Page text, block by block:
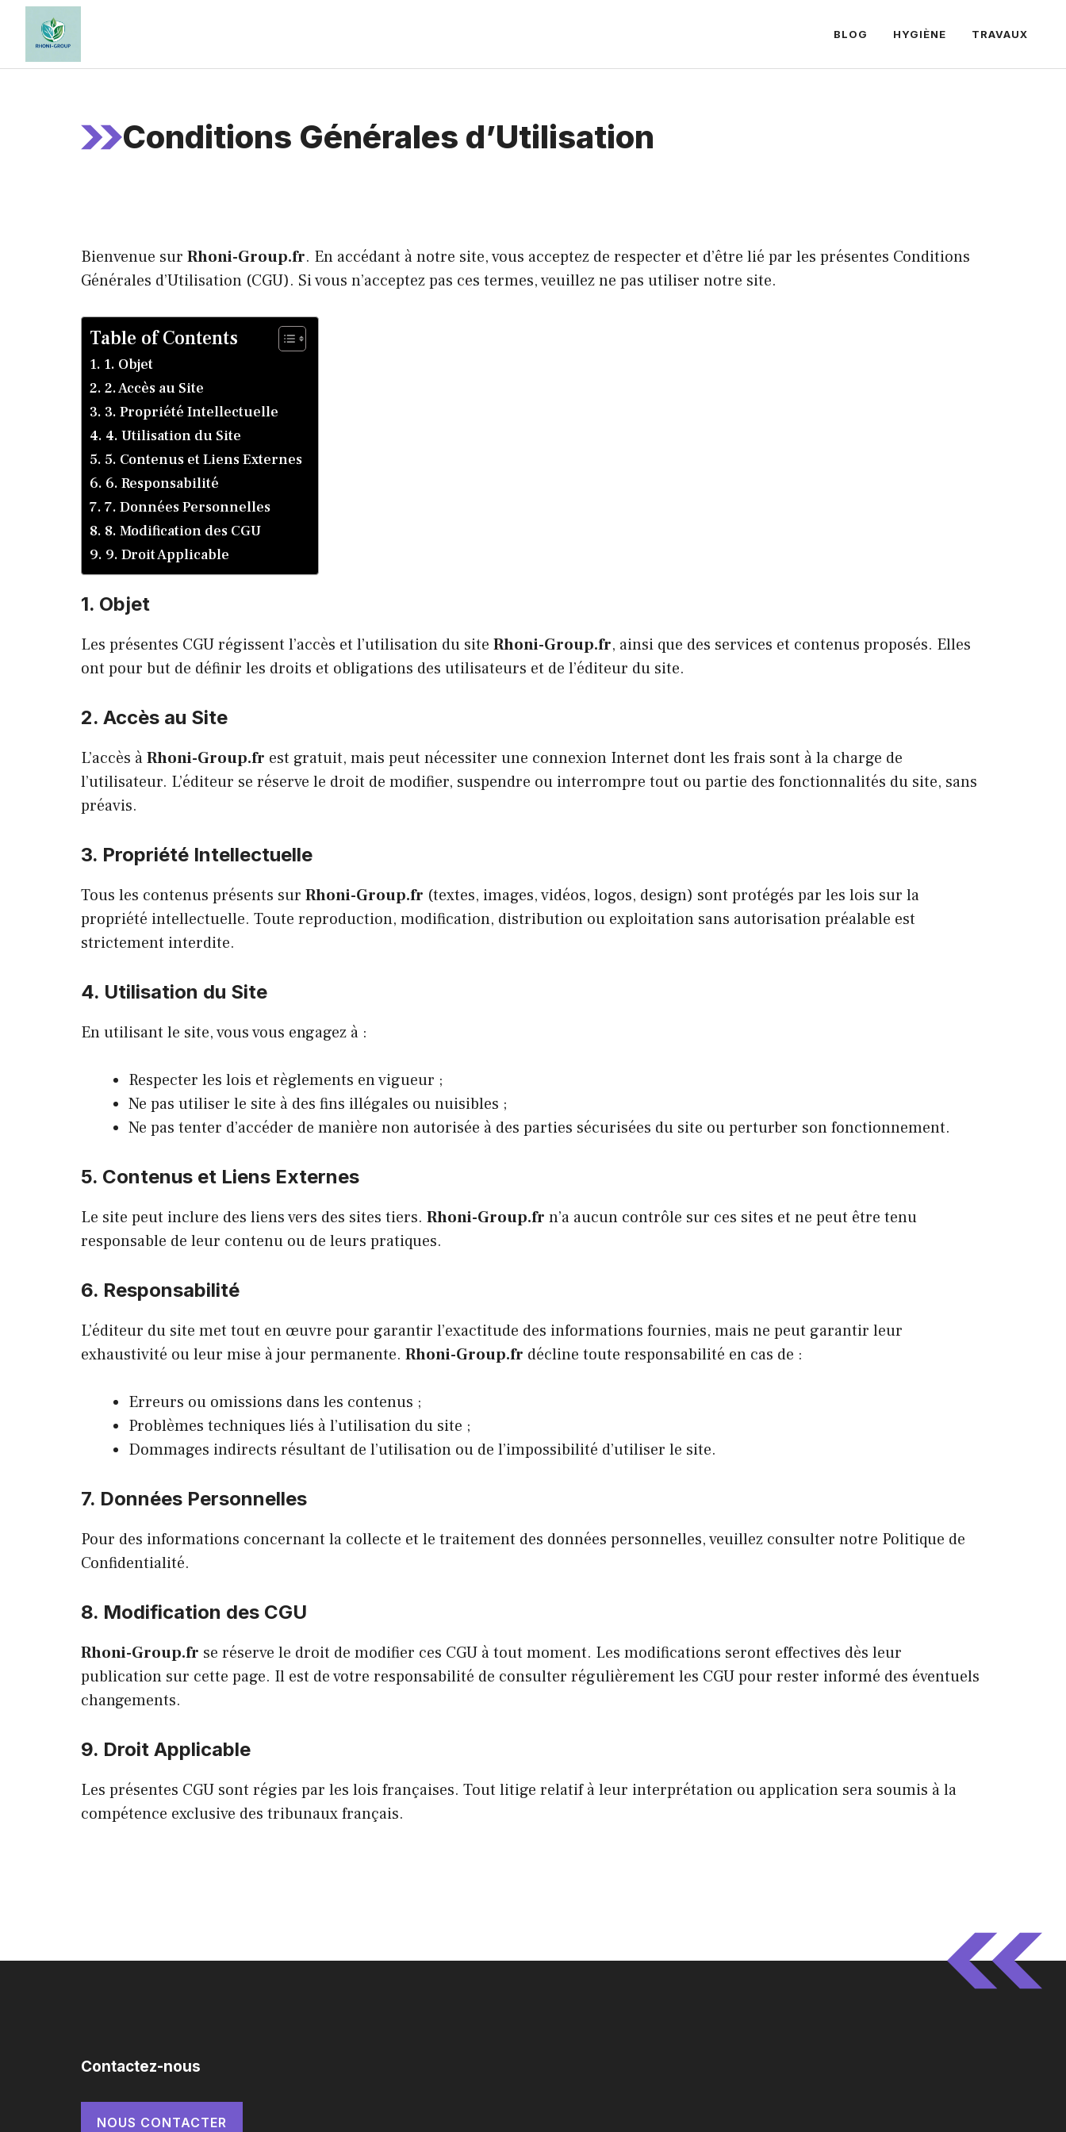
Aller
contenu
BLOG HYGIÈNE TRAVAUX
Conditions Générales d’Utilisation
Bienvenue sur Rhoni-Group.fr. En accédant à notre site, vous acceptez de respecter et d’être lié par les présentes Conditions
Générales d’Utilisation (CGU). Si vous n’acceptez pas ces termes, veuillez ne pas utiliser notre site.
Table of Contents
1. Objet
2. Accès au Site
3. Propriété Intellectuelle
4. Utilisation du Site
5. Contenus et Liens Externes
6. Responsabilité
7. Données Personnelles
8. Modification des CGU
9. Droit Applicable
1. Objet
Les présentes CGU régissent l’accès et l’utilisation du site Rhoni-Group.fr, ainsi que des services et contenus proposés. Elles
ont pour but de définir les droits et obligations des utilisateurs et de l’éditeur du site.
2. Accès au Site
L’accès àRhoni-Group.fr est gratuit, mais peut nécessiter une connexion Internet dont les frais sont à la charge de
l’utilisateur. L’éditeur se réserve le droit de modifier, suspendre ou interrompre tout ou partie des fonctionnalités du site, sans
préavis.
3. Propriété Intellectuelle
Tous les contenus présents sur Rhoni-Group.fr (textes, images, vidéos, logos, design) sont protégés par les lois sur la
propriété intellectuelle. Toute reproduction, modification, distribution ou exploitation sans autorisation préalable est
strictement interdite.
4. Utilisation du Site
En utilisant le site, vous vous engagez à :
Respecter les lois et règlements en vigueur ;
Ne pas utiliser le site à des fins illégales ou nuisibles ;
Ne pas tenter d’accéder de manière non autorisée à des parties sécurisées du site ou perturber son fonctionnement.
5. Contenus et Liens Externes
Le site peut inclure des liens vers des sites tiers. Rhoni-Group.fr n’a aucun contrôle sur ces sites et ne peut être tenu
responsable de leur contenu ou de leurs pratiques.
6. Responsabilité
L’éditeur du site met tout en œuvre pour garantir l’exactitude des informations fournies, mais ne peut garantir leur
exhaustivité ou leur mise à jour permanente. Rhoni-Group.fr décline toute responsabilité en cas de :
Erreurs ou omissions dans les contenus ;
Problèmes techniques liés à l’utilisation du site ;
Dommages indirects résultant de l’utilisation ou de l’impossibilité d’utiliser le site.
7. Données Personnelles
Pour des informations concernant la collecte et le traitement des données personnelles, veuillez consulter notre Politique de
Confidentialité.
8. Modification des CGU
Rhoni-Group.fr se réserve le droit de modifier ces CGU à tout moment. Les modifications seront effectives dès leur
publication sur cette page. Il est de votre responsabilité de consulter régulièrement les CGU pour rester informé des éventuels
changements.
9. Droit Applicable
Les présentes CGU sont régies par les lois françaises. Tout litige relatif à leur interprétation ou application sera soumis à la
compétence exclusive des tribunaux français.
Contactez-nous
NOUS CONTACTER